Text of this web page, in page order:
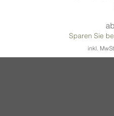
ab
Sparen Sie
inkl. MwSt.